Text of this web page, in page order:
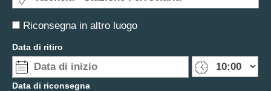
Riconsegna in altro luogo
Data di ritiro
Data di riconsegna